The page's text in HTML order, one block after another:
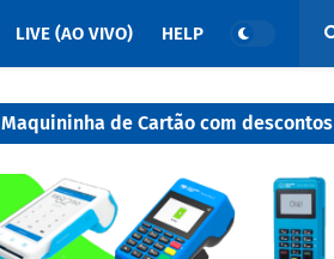
LIVE (AO VIVO) HELP
Maquininha de Cartão com descontos